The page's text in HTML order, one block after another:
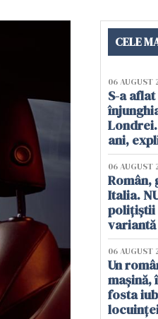
CELE
06 AUGUST
S-a
ani,
06 AUGUST
Român,
Italia.
polițiștii
variantă
06 AUGUST
Un
mașină,
fosta